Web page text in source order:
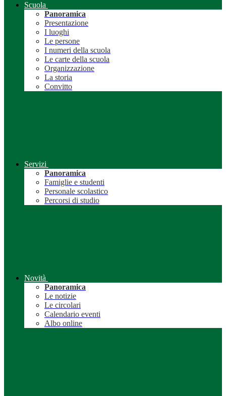
Scuola
Panoramica
Presentazione
I luoghi
Le persone
I numeri della scuola
Le carte della scuola
Organizzazione
La storia
Convitto
Servizi
Panoramica
Famiglie e studenti
Personale scolastico
Percorsi di studio
Novità
Panoramica
Le notizie
Le circolari
Calendario eventi
Albo online